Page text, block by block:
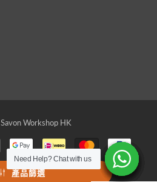
產品篩選
Savon Workshop HK
Need Help? Chat with us
Need Help? Chat with us
Need Help? Chat with us
Need Help? Chat with us
Need Help? Chat with us
Need Help? Chat with us
Need Help? Chat with us